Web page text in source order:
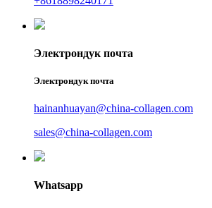
Электрондук почта
Электрондук почта
hainanhuayan@china-collagen.com
sales@china-collagen.com
Whatsapp